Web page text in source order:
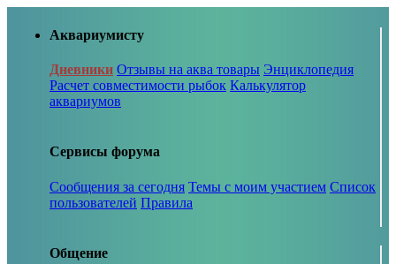
Аквариумисту
Дневники Отзывы на аква товары Энциклопедия
Расчет совместимости рыбок Калькулятор
аквариумов
Сервисы форума
Сообщения за сегодня Темы с моим участием Список
пользователей Правила
Общение